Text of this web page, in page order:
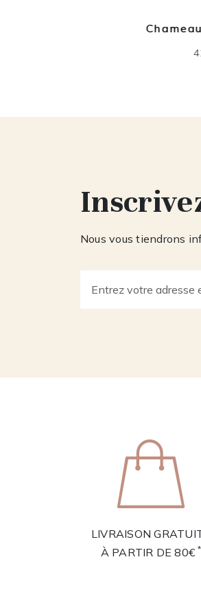
Nous vous tiendrons
LIVRAISON
À PARTIR DE 80€*